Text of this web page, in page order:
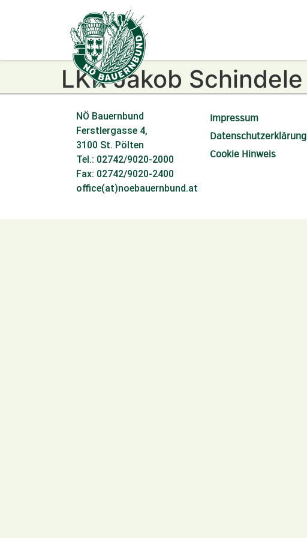
LKR Jakob Schindele
NÖ Bauernbund
Ferstlergasse 4,
3100 St. Pölten
Tel.: 02742/9020-2000
Fax: 02742/9020-2400
office(at)noebauernbund.at
Impressum
Datenschutzerklärung
Cookie Hinweis